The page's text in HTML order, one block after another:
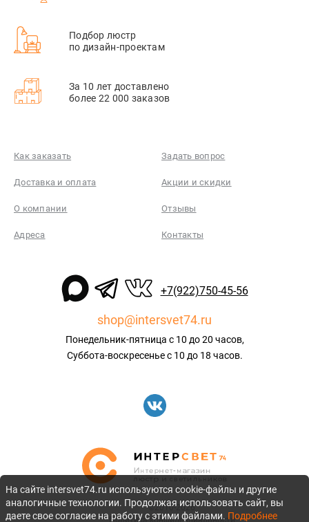
Подбор люстр
по дизайн-проектам
За 10 лет доставлено
более 22 000 заказов
Как заказать Задать вопрос
Доставка и оплата Акции и скидки
О компании Отзывы
Адреса Контакты
+7(922)750-45-56
shop@intersvet74.ru
Понедельник-пятница с 10 до 20 часов,
Суббота-воскресенье с 10 до 18 часов.
©2010-2026
На сайте intersvet74.ru используются cookie-файлы и другие
аналогичные технологии. Продолжая использовать сайт, вы
даете свое согласие на работу с этими файлами. Подробнее